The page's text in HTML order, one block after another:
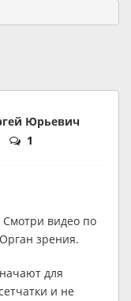
Юрьевич
1
Смотри видео по
зрения.
для
и не